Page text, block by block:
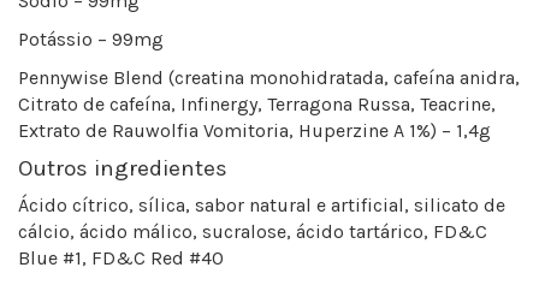
Potássio – 99mg
Pennywise Blend (creatina monohidratada, cafeína anidra,
Citrato de cafeína, Infinergy, Terragona Russa, Teacrine,
Extrato de Rauwolfia Vomitoria, Huperzine A 1%) – 1,4g
Outros ingredientes
Ácido cítrico, sílica, sabor natural e artificial, silicato de
cálcio, ácido málico, sucralose, ácido tartárico, FD&C
Blue #1, FD&C Red #40